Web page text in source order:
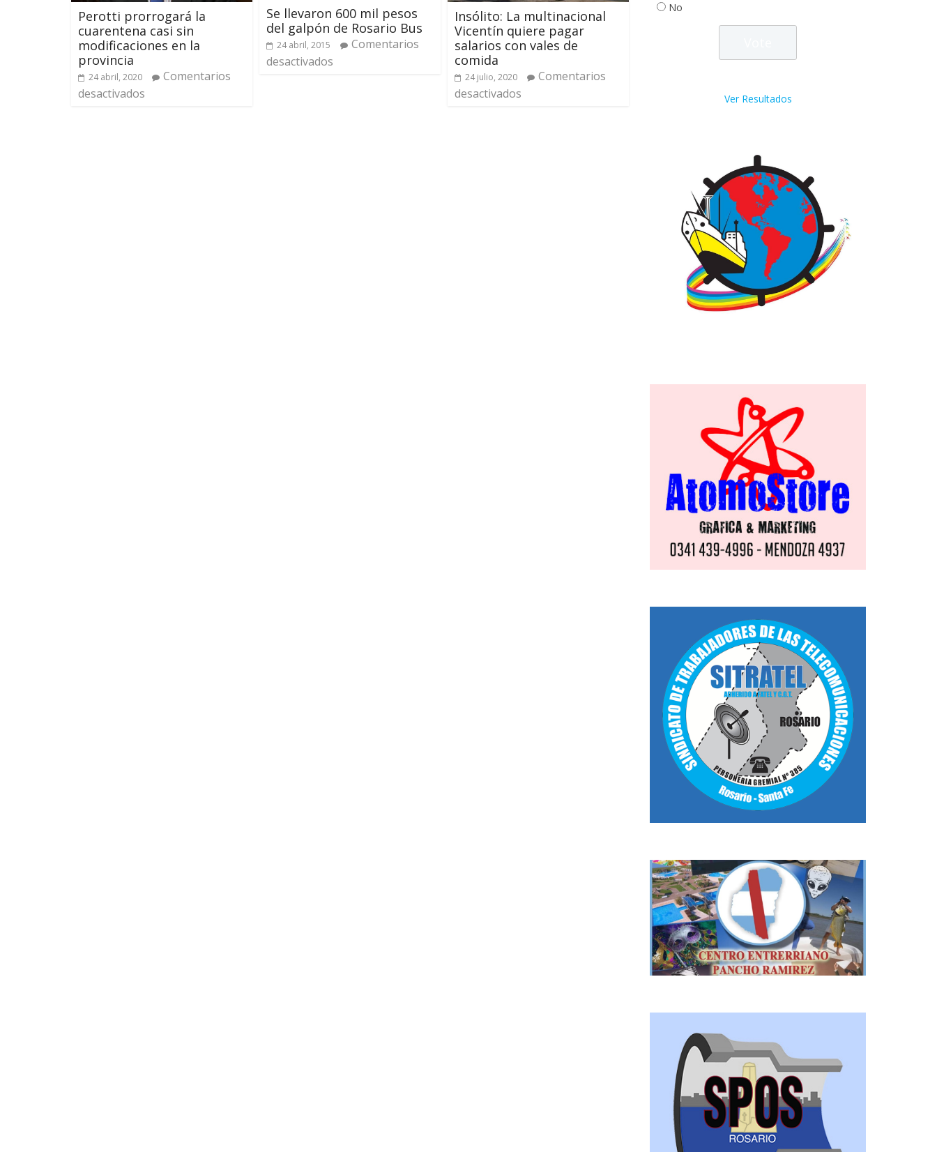
Perotti prorrogará la
cuarentena casi sin
modificaciones en la
provincia
24 abril, 2020
Comentarios
desactivados
Se llevaron 600 mil pesos
del galpón de Rosario Bus
24 abril, 2015
Comentarios
desactivados
Insólito: La multinacional
Vicentín quiere pagar
salarios con vales de
comida
24 julio, 2020
Comentarios
desactivados
No
Ver Resultados